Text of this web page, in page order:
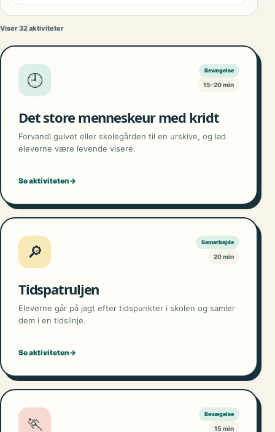
Viser 32 aktiviteter
🕘
Bevægelse
15–20 min
Det store menneskeur med kridt
Forvandl gulvet eller skolegården til en urskive, og lad
eleverne være levende visere.
Se aktiviteten→
🔎
Samarbejde
20 min
Tidspatruljen
Eleverne går på jagt efter tidspunkter i skolen og samler
dem i en tidslinje.
Se aktiviteten→
🏃
Bevægelse
15 min